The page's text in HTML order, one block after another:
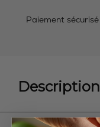
Paiement sécurisé
Description